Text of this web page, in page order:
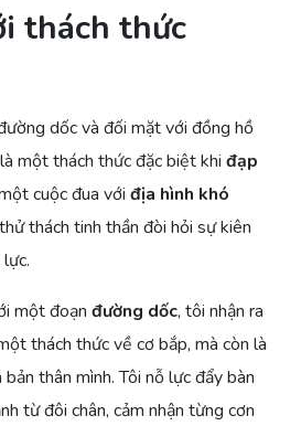
thách thức
dốc và đối mặt với đồng hồ
một thách thức đặc biệt khi đạp
cuộc đua với địa hình khó
thách tinh thần đòi hỏi sự kiên
một đoạn đường dốc, tôi nhận ra
thách thức về cơ bắp, mà còn là
thân mình. Tôi nỗ lực đẩy bàn
từ đôi chân, cảm nhận từng cơn